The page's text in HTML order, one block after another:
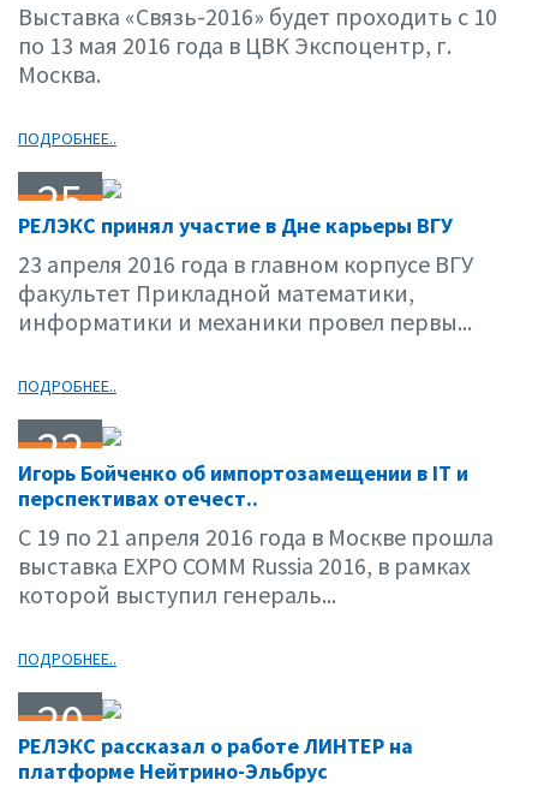
Выставка «Связь-2016» будет проходить с 10
по 13 мая 2016 года в ЦВК Экспоцентр, г.
Москва.
ПОДРОБНЕЕ..
25
04.16
РЕЛЭКС принял участие в Дне карьеры ВГУ
23 апреля 2016 года в главном корпусе ВГУ
факультет Прикладной математики,
информатики и механики провел первы...
ПОДРОБНЕЕ..
22
04.16
Игорь Бойченко об импортозамещении в IT и
перспективах отечест..
С 19 по 21 апреля 2016 года в Москве прошла
выставка EXPO COMM Russia 2016, в рамках
которой выступил генераль...
ПОДРОБНЕЕ..
20
04.16
РЕЛЭКС рассказал о работе ЛИНТЕР на
платформе Нейтрино-Эльбрус